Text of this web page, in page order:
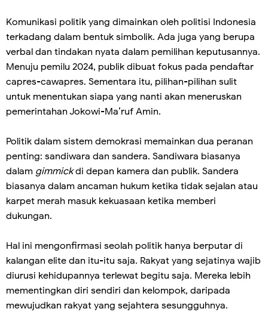
Komunikasi politik yang dimainkan oleh politisi Indonesia
terkadang dalam bentuk simbolik. Ada juga yang berupa
verbal dan tindakan nyata dalam pemilihan keputusannya.
Menuju pemilu 2024, publik dibuat fokus pada pendaftar
capres-cawapres. Sementara itu, pilihan-pilihan sulit
untuk menentukan siapa yang nanti akan meneruskan
pemerintahan Jokowi-Ma’ruf Amin.
Politik dalam sistem demokrasi memainkan dua peranan
penting: sandiwara dan sandera. Sandiwara biasanya
dalam gimmickdi depan kamera dan publik. Sandera
biasanya dalam ancaman hukum ketika tidak sejalan atau
karpet merah masuk kekuasaan ketika memberi
dukungan.
Hal ini mengonfirmasi seolah politik hanya berputar di
kalangan elite dan itu-itu saja. Rakyat yang sejatinya wajib
diurusi kehidupannya terlewat begitu saja. Mereka lebih
mementingkan diri sendiri dan kelompok, daripada
mewujudkan rakyat yang sejahtera sesungguhnya.